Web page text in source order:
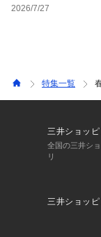
色・形・素材の服
2026/7/27
特集一覧
三井ショッ
全国の三井シ
リ
三井ショッ